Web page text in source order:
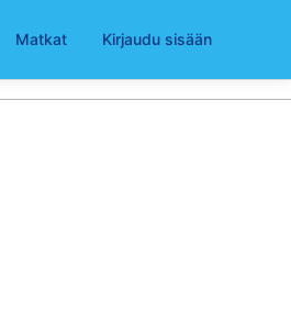
Matkat Kirjaudu sisään